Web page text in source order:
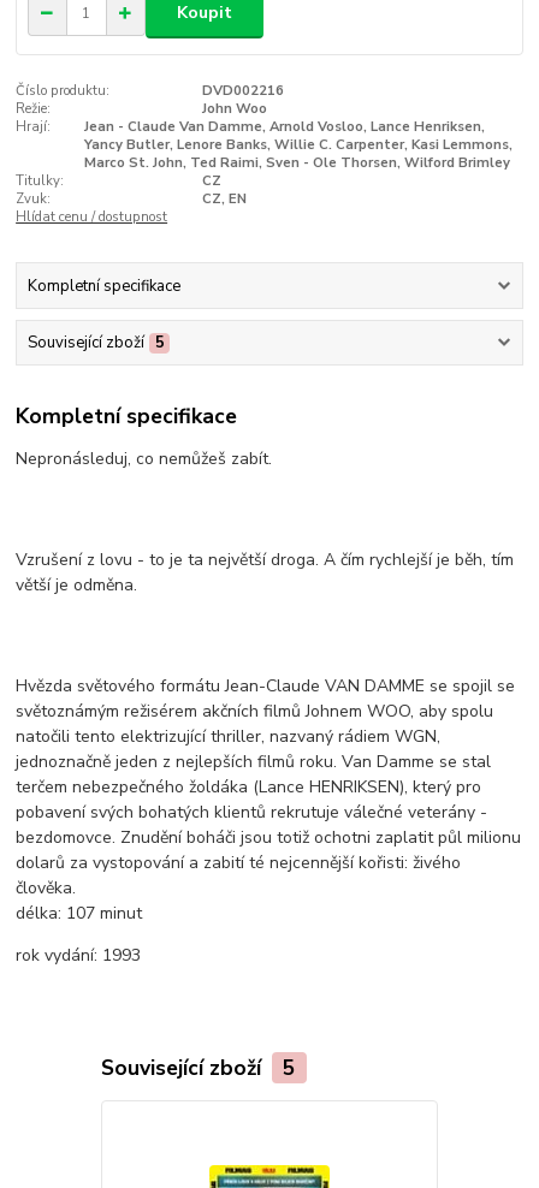
Koupit
Číslo produktu:
DVD002216
Režie:
John Woo
Hrají:
Jean - Claude Van Damme, Arnold Vosloo, Lance Henriksen,
Yancy Butler, Lenore Banks, Willie C. Carpenter, Kasi Lemmons,
Marco St. John, Ted Raimi, Sven - Ole Thorsen, Wilford Brimley
Titulky:
CZ
Zvuk:
CZ, EN
Hlídat cenu / dostupnost
Kompletní specifikace
Související zboží 5
Kompletní specifikace
Nepronásleduj, co nemůžeš zabít.
Vzrušení z lovu - to je ta největší droga. A čím rychlejší je běh, tím
větší je odměna.
Hvězda světového formátu Jean-Claude VAN DAMME se spojil se
světoznámým režisérem akčních filmů Johnem WOO, aby spolu
natočili tento elektrizující thriller, nazvaný rádiem WGN,
jednoznačně jeden z nejlepších filmů roku. Van Damme se stal
terčem nebezpečného žoldáka (Lance HENRIKSEN), který pro
pobavení svých bohatých klientů rekrutuje válečné veterány -
bezdomovce. Znudění boháči jsou totiž ochotni zaplatit půl milionu
dolarů za vystopování a zabití té nejcennější kořisti: živého
člověka.
délka: 107 minut
rok vydání: 1993
Související zboží 5